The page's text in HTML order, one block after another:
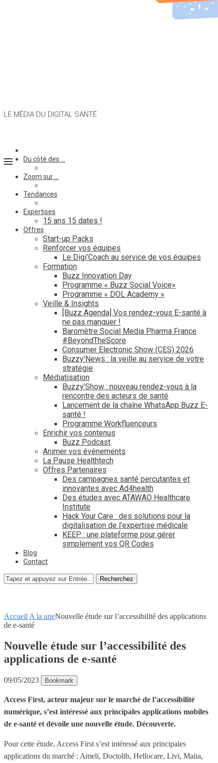
LE MÉDIA DU DIGITAL SANTÉ
Du côté des …
Zoom sur …
Tendances
Expertises
15 ans 15 dates !
Offres
Start-up Packs
Renforcer vos équipes
Le Digi’Coach au service de vos équipes
Formation
Buzz Innovation Day
Programme « Buzz Social Voice»
Programme « DOL Academy »
Veille & Insights
[Buzz Agenda] Vos rendez-vous E-santé à
ne pas manquer !
Baromètre Social Media Pharma France
#BeyondTheScore
Consumer Electronic Show (CES) 2026
Buzzy’News : la veille au service de votre
stratégie
Médiatisation
Buzzy’Show : nouveau rendez-vous à la
rencontre des acteurs de santé
Lancement de la chaîne WhatsApp Buzz E-
santé !
Programme Workfluenceurs
Enrichir vos contenus
Buzz Podcast
Animer vos événements
La Pause Healthtech
Offres Partenaires
Des campagnes santé percutantes et
innovantes avec Ad4health
Des études avec ATAWAO Healthcare
Institute
Hack Your Care : des solutions pour la
digitalisation de l’expertise médicale
KEEP : une plateforme pour gérer
simplement vos QR Codes
Blog
Contact
Recherchez
Accueil A la uneNouvelle étude sur l’accessibilité des applications
de e-santé
Nouvelle étude sur l’accessibilité des
applications de e-santé
09/05/2023 Bookmark
Access First, acteur majeur sur le marché de l’accessibilité
numérique, s’est intéressé aux principales applications mobiles
de e-santé et dévoile une nouvelle étude. Découverte.
Pour cette étude, Access First s’est intéressé aux principales
applications du marché : Ameli, Doctolib, Hellocare, Livi, Maiia,